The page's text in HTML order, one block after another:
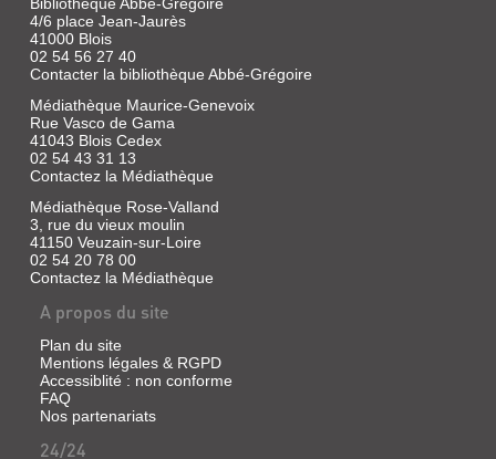
INSULAIRES.
...
Livre
Boddaert,
François
Le
Temps
qu'il
fait,
1995
Figures
proue,
de
poupe
cinq
récits
dans
4/6 place Jean-Jaurès
41000 Blois
02 54 56 27 40
Contacter la bibliothèque Abbé-Grégoire
Médiathèque Maurice-Genevoix
Rue Vasco de Gama
41043 Blois Cedex
02 54 43 31 13
Contactez la Médiathèque
Médiathèque Rose-Valland
3, rue du vieux moulin
41150 Veuzain-sur-Loire
02 54 20 78 00
Contactez la Médiathèque
A propos du site
Plan du site
Mentions légales & RGPD
Accessiblité : non conforme
FAQ
Nos partenariats
24/24